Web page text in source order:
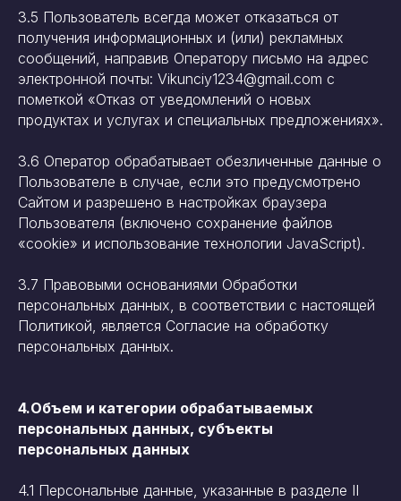
3.5 Пользователь всегда может отказаться от
получения информационных и (или) рекламных
сообщений, направив Оператору письмо на адрес
электронной почты: Vikunciy1234@gmail.com с
пометкой «Отказ от уведомлений о новых
продуктах и услугах и специальных предложениях».
3.6 Оператор обрабатывает обезличенные данные о
Пользователе в случае, если это предусмотрено
Сайтом и разрешено в настройках браузера
Пользователя (включено сохранение файлов
«cookie» и использование технологии JavaScript).
3.7 Правовыми основаниями Обработки
персональных данных, в соответствии с настоящей
Политикой, является Согласие на обработку
персональных данных.
4.Объем и категории обрабатываемых
персональных данных, субъекты
персональных данных
4.1 Персональные данные, указанные в разделе II